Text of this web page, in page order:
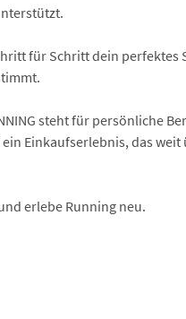
für Schritt dein
steht für persönliche
Einkaufserlebnis, das
erlebe Running neu.